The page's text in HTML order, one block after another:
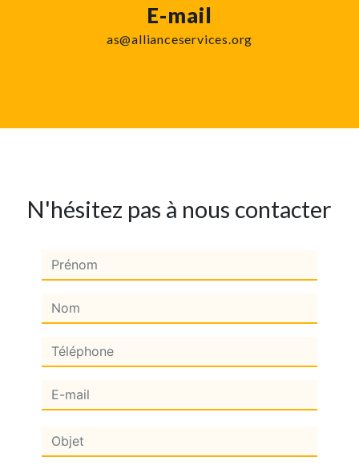
E-mail
as@allianceservices.org
N'hésitez pas à nous contacter